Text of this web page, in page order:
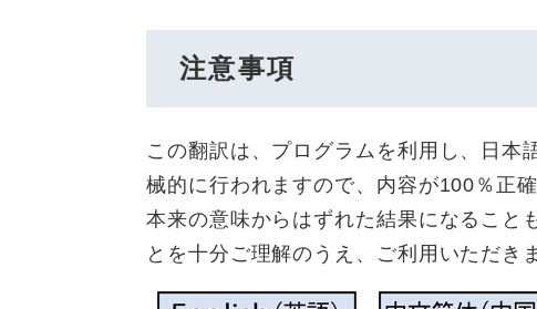
注意事項
この翻訳は、プログラムを利用し、日本
械的に行われますので、内容が100％正
本来の意味からはずれた結果になること
とを十分ご理解のうえ、ご利用いただき